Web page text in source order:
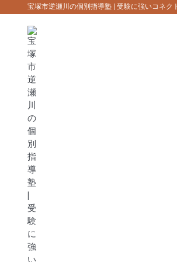
宝塚市逆瀬川の個別指導塾 | 受験に強いコネク